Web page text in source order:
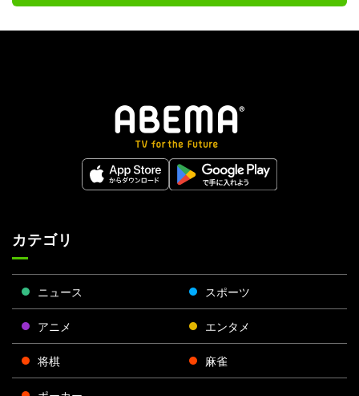
カテゴリ
ニュース スポーツ
アニメ エンタメ
将棋 麻雀